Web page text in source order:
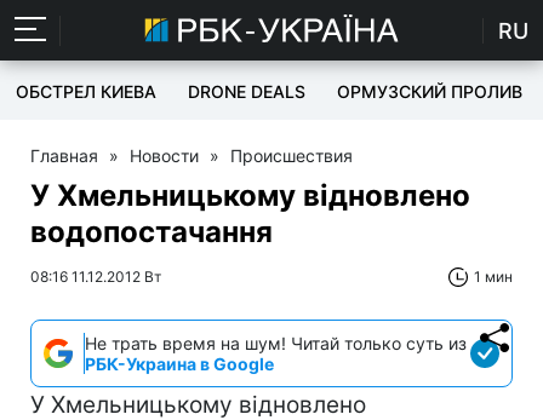
RU
ОБСТРЕЛ КИЕВА DRONE DEALS ОРМУЗСКИЙ ПРОЛИВ
Главная » Новости » Происшествия
У Хмельницькому відновлено
водопостачання
08:16 11.12.2012 Вт 1 мин
Не трать время на шум! Читай только суть из
РБК-Украина в Google
У Хмельницькому відновлено